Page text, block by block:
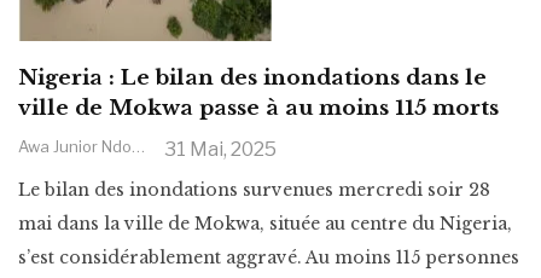
Nigeria : Le bilan des inondations dans le
ville de Mokwa passe à au moins 115 morts
Awa Junior Ndoye 31 Mai, 2025
Le bilan des inondations survenues mercredi soir 28
mai dans la ville de Mokwa, située au centre du Nigeria,
s’est considérablement aggravé. Au moins 115 personnes